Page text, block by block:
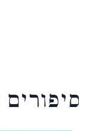
סיפורים